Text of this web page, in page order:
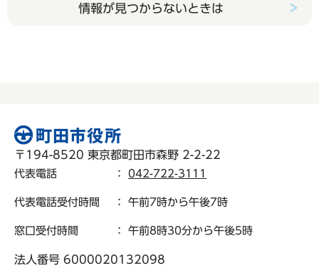
情報が見つからないときは
〒194-8520 東京都町田市森野 2-2-22
代表電話 ： 042-722-3111
代表電話受付時間 ： 午前7時から午後7時
窓口受付時間 ： 午前8時30分から午後5時
法人番号 6000020132098